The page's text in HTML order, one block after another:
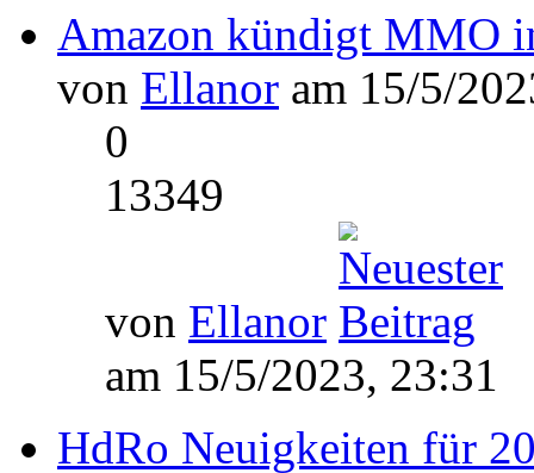
Amazon kündigt MMO
von Ellanor am 15/5/
0
13349
von Ellanor
am 15/5/2023, 23:31
HdRo Neuigkeiten für